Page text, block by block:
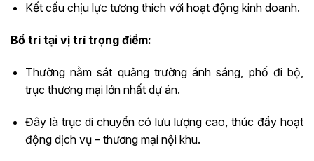
Kết cấu chịu lực tương thích với hoạt động kinh doanh.
Bố trí tại vị trí trọng điểm:
Thường nằm sát quảng trường ánh sáng, phố đi bộ,
trục thương mại lớn nhất dự án.
Đây là trục di chuyển có lưu lượng cao, thúc đẩy hoạt
động dịch vụ – thương mại nội khu.